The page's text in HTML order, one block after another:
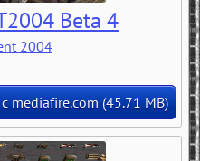
Beta 4
2004
с mediafire.com (45.71 MB)